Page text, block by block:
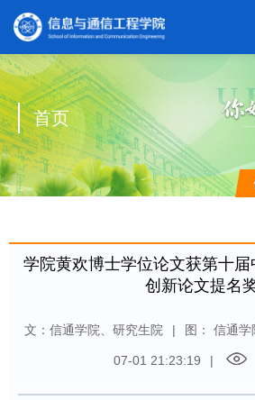
首页
学院黄欢博士学位论文获第十
创新论文提名
文：信通学院、研究生院 | 图： 信通学
07-01 21:23:19 |